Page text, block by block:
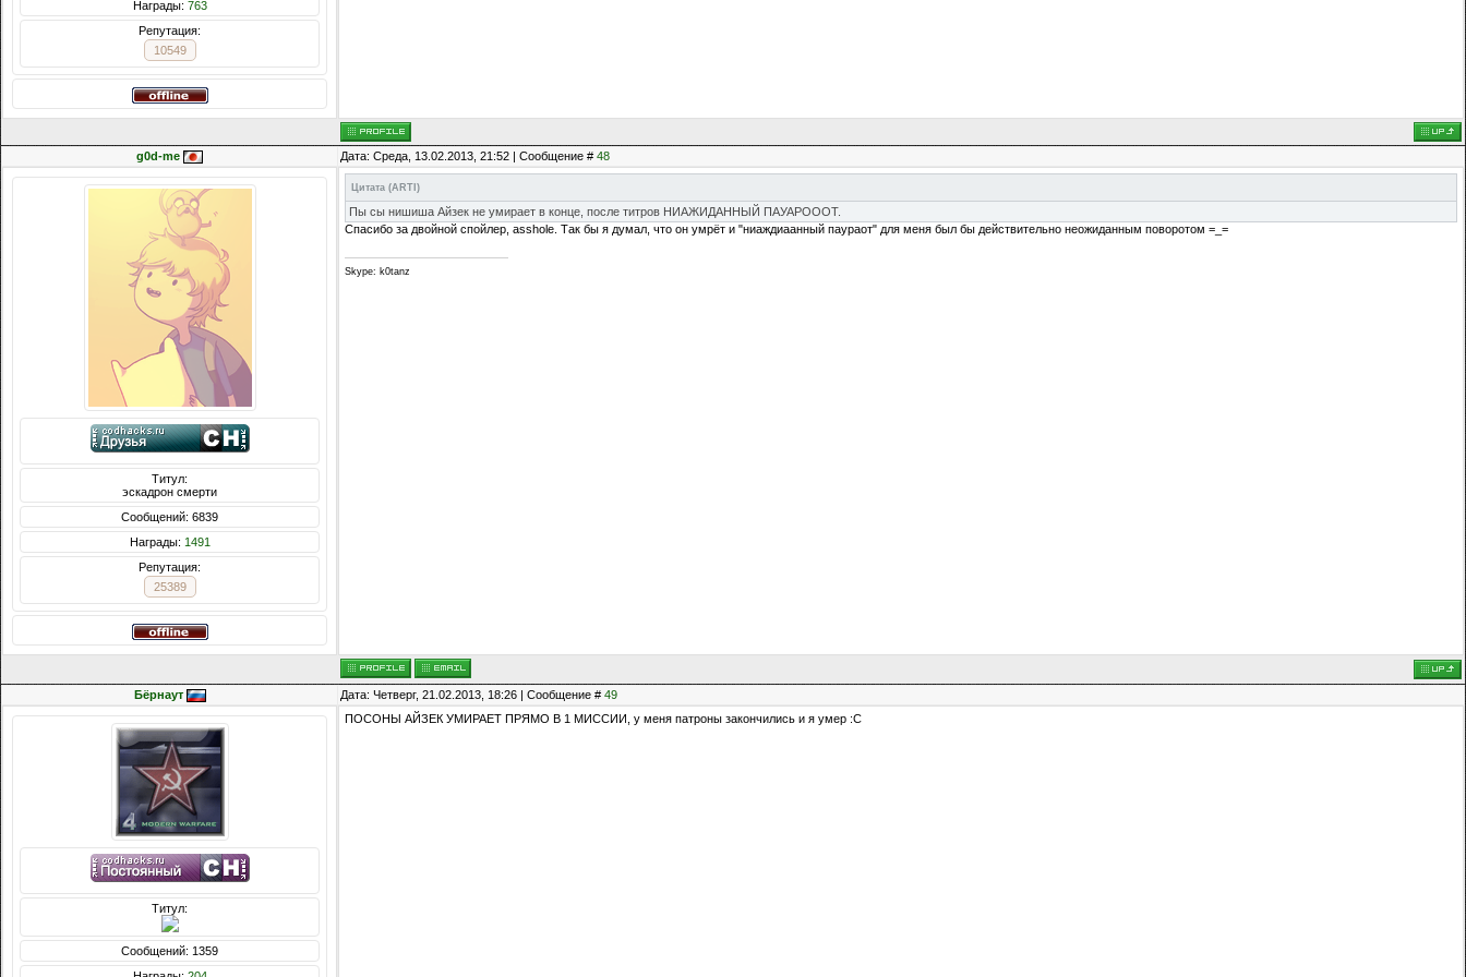
Награды: 763
Репутация:
10549
g0d-me Дата: Среда, 13.02.2013, 21:52 | Сообщение # 48
Титул:
эскадрон смерти
Сообщений: 6839
Награды: 1491
Репутация:
25389
Цитата (ARTI )
Пы сы нишиша Айзек не умирает в конце, после титров НИАЖИДАННЫЙ ПАУАРОООТ.
Спасибо за двойной спойлер, asshole. Так бы я думал, что он умрёт и "ниаждиаанный паураот" для меня был бы действительно неожиданным поворотом =_=
Skype: k0tanz
Бёрнаут Дата: Четверг, 21.02.2013, 18:26 | Сообщение # 49
Титул:
Сообщений: 1359
ПОСОНЫ АЙЗЕК УМИРАЕТ ПРЯМО В 1 МИССИИ, у меня патроны закончились и я умер :C